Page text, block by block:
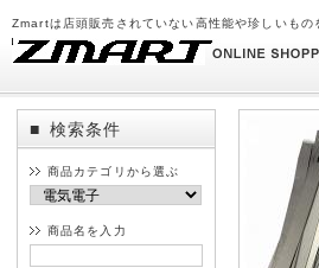
Zmartは店頭販売されていない高性能や珍しいもの
■ 検索条件
商品カテゴリから選ぶ
商品名を入力